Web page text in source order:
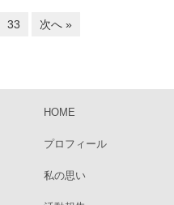
33 次へ »
HOME
プロフィール
私の思い